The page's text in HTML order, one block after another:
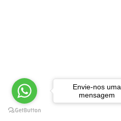
Envie-nos uma
mensagem